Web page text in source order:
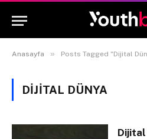
Anasayfa » Posts Tagged "Dijital
DIJITAL DÜNYA
Dijital